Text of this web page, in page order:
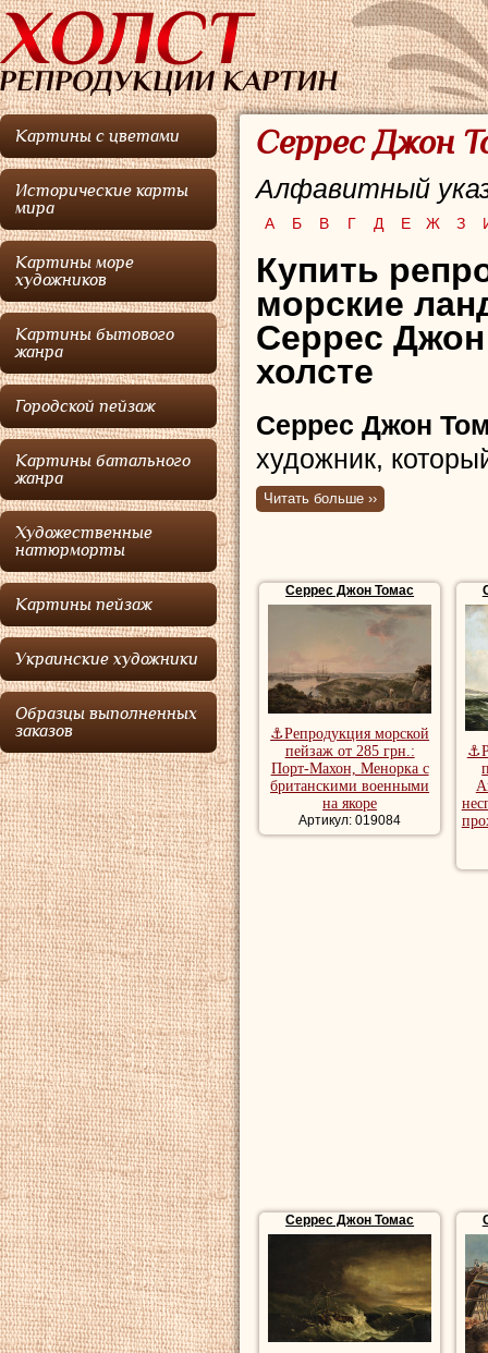
Картины с цветами
Исторические карты
мира
Картины море
художников
Картины бытового
жанра
Городской пейзаж
Картины батального
жанра
Художественные
натюрморты
Картины пейзаж
Украинские художники
Образцы выполненных
заказов
Серрес Джон
Алфавитный
А Б В Г Д Е Ж З
Купить
морские
Серрес
холсте
Серрес Джон
художник,
числе широко
поручению его
живописца
независимую
Британском
выставил более
мастером
колледже в
живописцем
Читать больше ››
Серрес Джон Томас
⚓Репродукция морской
пейзаж от 285 грн.:
Порт-Махон, Менорка с
британскими военными
на якоре
Артикул: 019084
Серрес Джон Томас